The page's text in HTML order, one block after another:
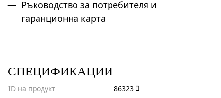
Ръководство за потребителя и
гаранционна карта
СПЕЦИФИКАЦИИ
ID на продукт
86323